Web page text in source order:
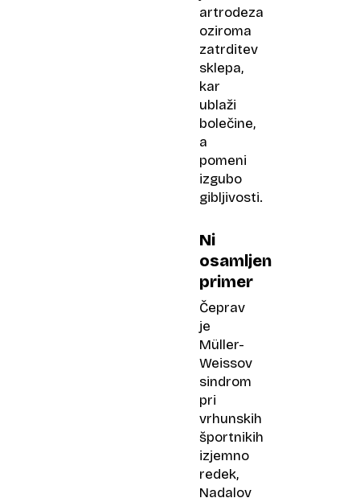
artrodeza
oziroma
zatrditev
sklepa,
kar
ublaži
bolečine,
a
pomeni
izgubo
gibljivosti.
Ni
osamljen
primer
Čeprav
je
Müller-
Weissov
sindrom
pri
vrhunskih
športnikih
izjemno
redek,
Nadalov